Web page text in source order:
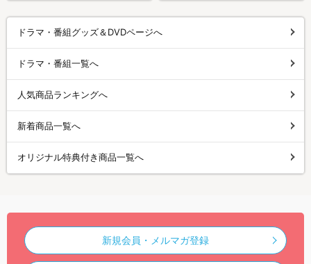
ドラマ・番組グッズ＆DVDページへ
ドラマ・番組一覧へ
人気商品ランキングへ
新着商品一覧へ
オリジナル特典付き商品一覧へ
新規会員・メルマガ登録